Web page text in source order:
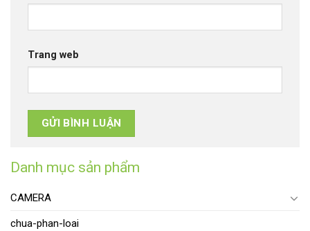
Danh mục sản phẩm
CAMERA
chua-phan-loai
Trang web